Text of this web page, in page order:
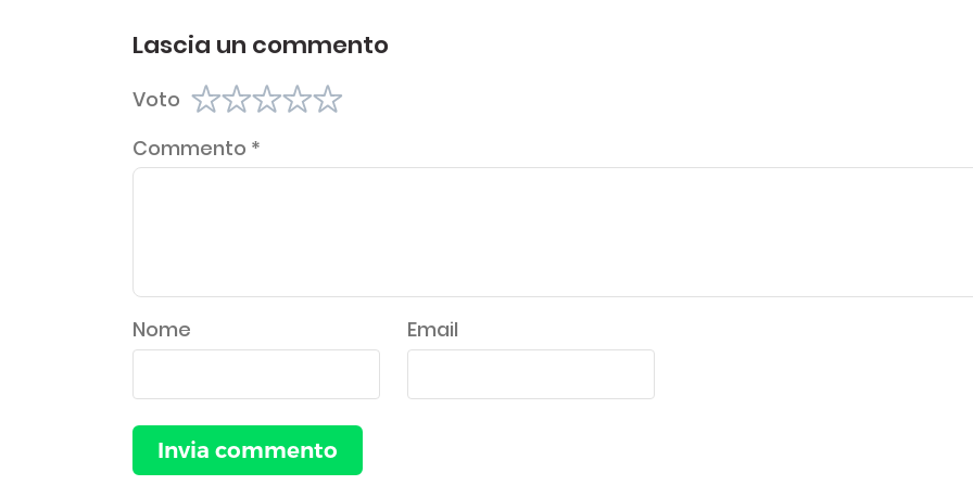
Lascia un commento
Voto
Commento *
Nome Email